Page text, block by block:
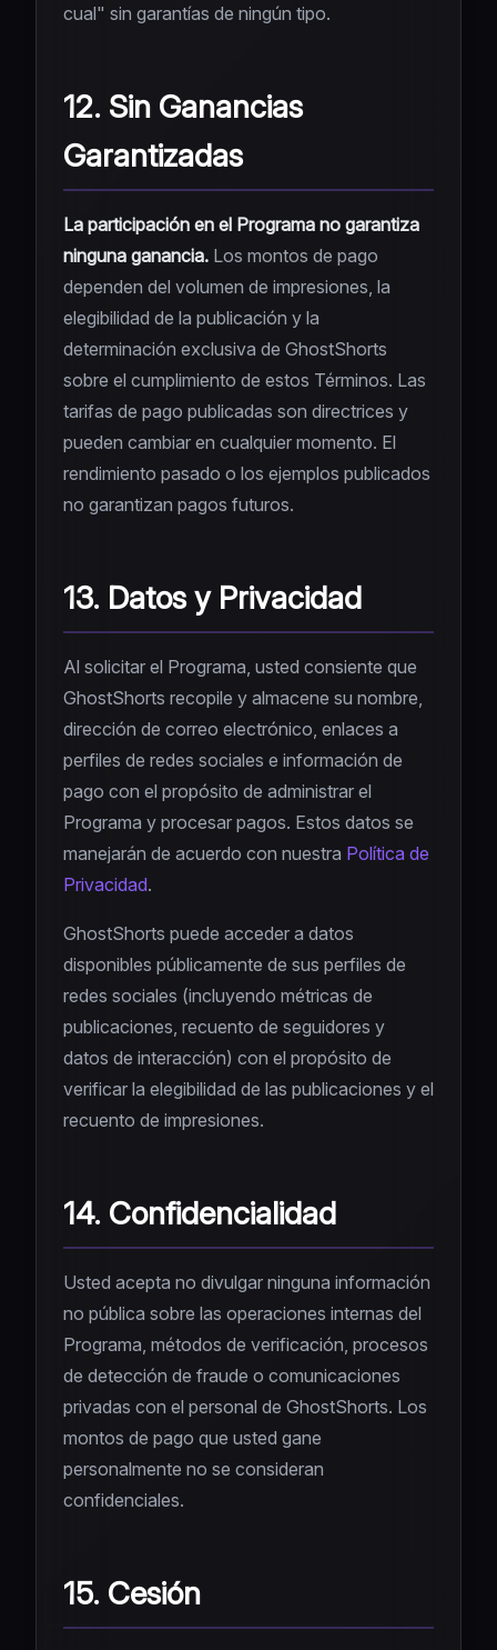
cual" sin garantías de ningún tipo.
12. Sin Ganancias
Garantizadas
La participación en el Programa no garantiza
ninguna ganancia. Los montos de pago
dependen del volumen de impresiones, la
elegibilidad de la publicación y la
determinación exclusiva de GhostShorts
sobre el cumplimiento de estos Términos. Las
tarifas de pago publicadas son directrices y
pueden cambiar en cualquier momento. El
rendimiento pasado o los ejemplos publicados
no garantizan pagos futuros.
13. Datos y Privacidad
Al solicitar el Programa, usted consiente que
GhostShorts recopile y almacene su nombre,
dirección de correo electrónico, enlaces a
perfiles de redes sociales e información de
pago con el propósito de administrar el
Programa y procesar pagos. Estos datos se
manejarán de acuerdo con nuestra Política de
Privacidad.
GhostShorts puede acceder a datos
disponibles públicamente de sus perfiles de
redes sociales (incluyendo métricas de
publicaciones, recuento de seguidores y
datos de interacción) con el propósito de
verificar la elegibilidad de las publicaciones y el
recuento de impresiones.
14. Confidencialidad
Usted acepta no divulgar ninguna información
no pública sobre las operaciones internas del
Programa, métodos de verificación, procesos
de detección de fraude o comunicaciones
privadas con el personal de GhostShorts. Los
montos de pago que usted gane
personalmente no se consideran
confidenciales.
15. Cesión